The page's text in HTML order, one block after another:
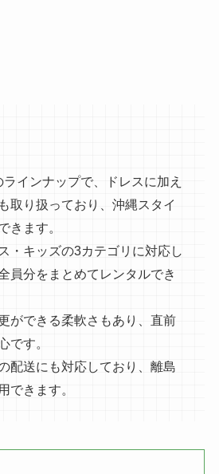
インナップで、ドレスに加え
取り扱っており、沖縄スタイ
きます。
・キッズの3カテゴリに対応し
員分をまとめてレンタルでき
ができる柔軟さもあり、直前
です。
配送にも対応しており、離島
できます。